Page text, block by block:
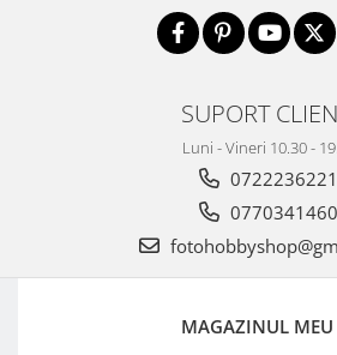
SUPORT
Luni - Vineri 10.30 -
0722236221
0770341460
MAGAZINUL MEU